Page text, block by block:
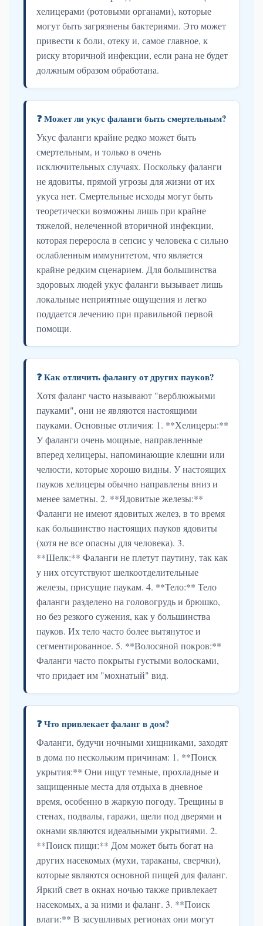
хелицерами (ротовыми органами), которые
могут быть загрязнены бактериями. Это может
привести к боли, отеку и, самое главное, к
риску вторичной инфекции, если рана не будет
должным образом обработана.
❓ Может ли укус фаланги быть смертельным?
Укус фаланги крайне редко может быть
смертельным, и только в очень
исключительных случаях. Поскольку фаланги
не ядовиты, прямой угрозы для жизни от их
укуса нет. Смертельные исходы могут быть
теоретически возможны лишь при крайне
тяжелой, нелеченной вторичной инфекции,
которая переросла в сепсис у человека с сильно
ослабленным иммунитетом, что является
крайне редким сценарием. Для большинства
здоровых людей укус фаланги вызывает лишь
локальные неприятные ощущения и легко
поддается лечению при правильной первой
помощи.
❓ Как отличить фалангу от других пауков?
Хотя фаланг часто называют "верблюжьими
пауками", они не являются настоящими
пауками. Основные отличия: 1. **Хелицеры:**
У фаланги очень мощные, направленные
вперед хелицеры, напоминающие клешни или
челюсти, которые хорошо видны. У настоящих
пауков хелицеры обычно направлены вниз и
менее заметны. 2. **Ядовитые железы:**
Фаланги не имеют ядовитых желез, в то время
как большинство настоящих пауков ядовиты
(хотя не все опасны для человека). 3.
**Шелк:** Фаланги не плетут паутину, так как
у них отсутствуют шелкоотделительные
железы, присущие паукам. 4. **Тело:** Тело
фаланги разделено на головогрудь и брюшко,
но без резкого сужения, как у большинства
пауков. Их тело часто более вытянутое и
сегментированное. 5. **Волосяной покров:**
Фаланги часто покрыты густыми волосками,
что придает им "мохнатый" вид.
❓ Что привлекает фаланг в дом?
Фаланги, будучи ночными хищниками, заходят
в дома по нескольким причинам: 1. **Поиск
укрытия:** Они ищут темные, прохладные и
защищенные места для отдыха в дневное
время, особенно в жаркую погоду. Трещины в
стенах, подвалы, гаражи, щели под дверями и
окнами являются идеальными укрытиями. 2.
**Поиск пищи:** Дом может быть богат на
других насекомых (мухи, тараканы, сверчки),
которые являются основной пищей для фаланг.
Яркий свет в окнах ночью также привлекает
насекомых, а за ними и фаланг. 3. **Поиск
влаги:** В засушливых регионах они могут